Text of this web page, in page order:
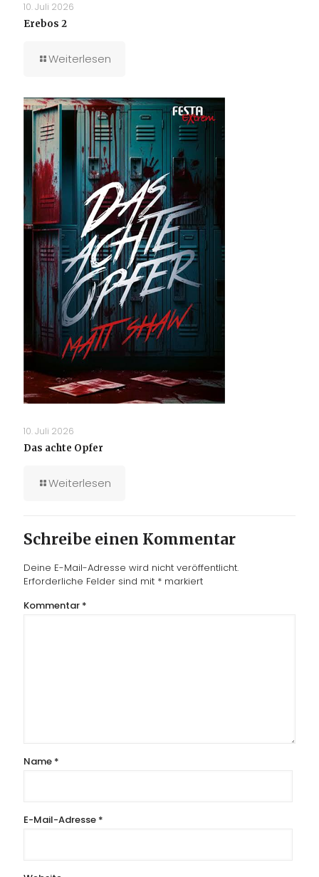
10. Juli 2026
Erebos 2
Weiterlesen
10. Juli 2026
Das achte Opfer
Weiterlesen
Schreibe einen Kommentar
Deine E-Mail-Adresse wird nicht veröffentlicht.
Erforderliche Felder sind mit * markiert
Kommentar *
Name *
E-Mail-Adresse *